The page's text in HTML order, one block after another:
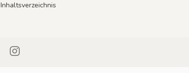
Inhaltsverzeichnis